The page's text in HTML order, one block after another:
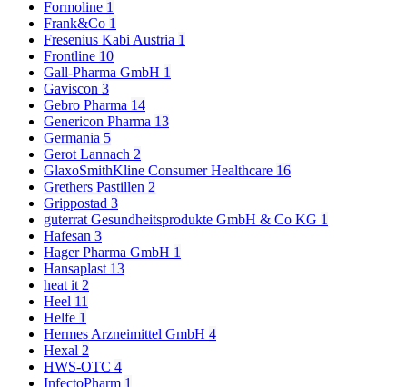
Formoline 1
Frank&Co 1
Fresenius Kabi Austria 1
Frontline 10
Gall-Pharma GmbH 1
Gaviscon 3
Gebro Pharma 14
Genericon Pharma 13
Germania 5
Gerot Lannach 2
GlaxoSmithKline Consumer Healthcare 16
Grethers Pastillen 2
Grippostad 3
guterrat Gesundheitsprodukte GmbH & Co KG 1
Hafesan 3
Hager Pharma GmbH 1
Hansaplast 13
heat it 2
Heel 11
Helfe 1
Hermes Arzneimittel GmbH 4
Hexal 2
HWS-OTC 4
InfectoPharm 1